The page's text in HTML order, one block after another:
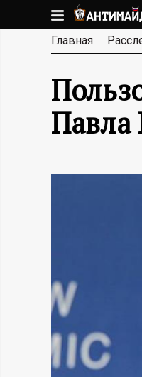
к
основномуА
Н
Т
И
М
Д
А
Н
Главная
Павла